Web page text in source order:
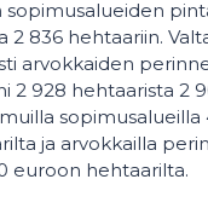
sopimusalueiden
2 836 hehtaariin.
arvokkaiden
2 928 hehtaarista 2
sopimusalueilla
ja arvokkailla
euroon hehtaarilta.